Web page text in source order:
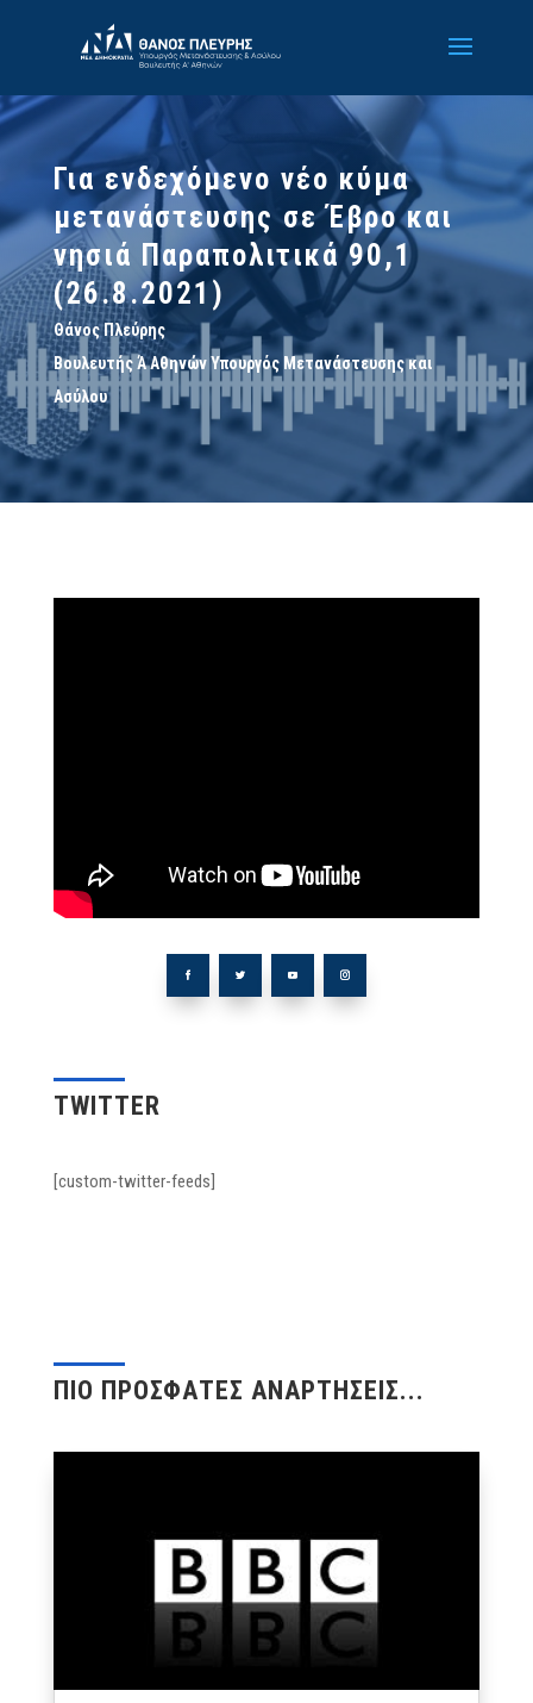
Για ενδεχόμενο νέο κύμα
μετανάστευσης σε Έβρο και
νησιά Παραπολιτικά 90,1
(26.8.2021)
Θάνος Πλεύρης
Βουλευτής Ά Αθηνών Υπουργός Μετανάστευσης και
Ασύλου
TWITTER
[custom-twitter-feeds]
ΠΙΟ ΠΡΟΣΦΑΤΕΣ ΑΝΑΡΤΗΣΕΙΣ...